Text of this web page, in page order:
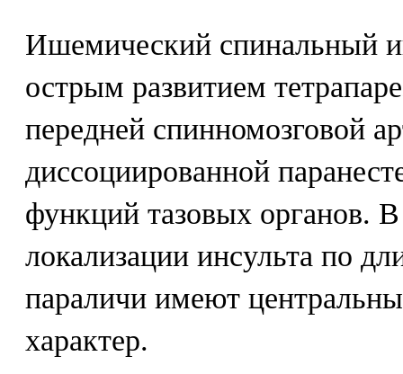
Ишемический спинальный
острым развитием
передней спинномозговой
диссоциированной
функций тазовых органов.
локализации инсульта по
параличи имеют
характер.